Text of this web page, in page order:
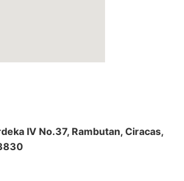
IV No.37, Rambutan, Ciracas,